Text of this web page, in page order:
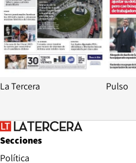
La Tercera Pulso
Secciones
Política